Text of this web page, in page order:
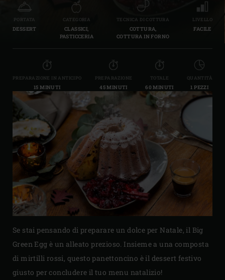
PORTATA
DESSERT
CATEGORIA
CLASSICI,
PASTICCERIA
TECNICA DI COTTURA
COTTURA,
COTTURA IN FORNO
LIVELLO
FACILE
PREPARAZIONE IN ANTICIPO
15 MINUTI
PREPARAZIONE
45 MINUTI
TOTALE
60 MINUTI
QUANTITÀ
1 PEZZI
Se stai pensando di preparare un dolce per Natale, il Big
Green Egg è un alleato prezioso. Insieme a una composta
di mirtilli rossi, questo panettoncino è il dessert festivo
giusto per concludere il tuo menu natalizio!